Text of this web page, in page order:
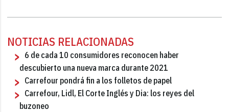
NOTICIAS RELACIONADAS
6 de cada 10 consumidores reconocen haber
descubierto una nueva marca durante 2021
Carrefour pondrá fin a los folletos de papel
Carrefour, Lidl, El Corte Inglés y Dia: los reyes del
buzoneo